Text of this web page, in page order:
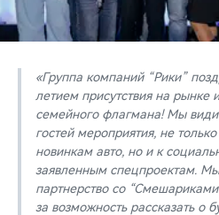
«Группа компаний “Рики”
летием присутствия на рынке
семейного флагмана! Мы
гостей мероприятия, не
новинкам авто, но и к
заявленным спецпроектам.
партнерство со
за возможность рассказать о